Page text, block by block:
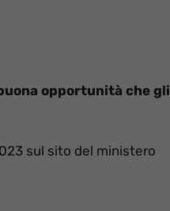
opportunità che gli
sul sito del ministero